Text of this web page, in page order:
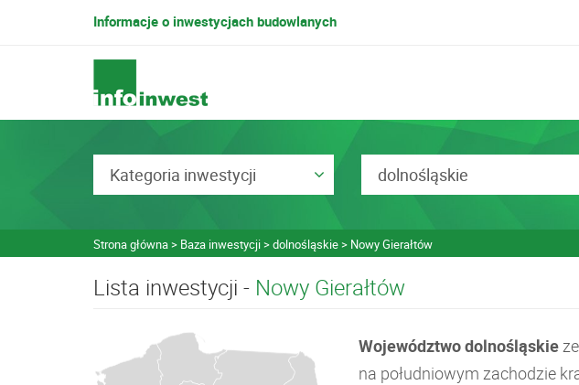
Informacje o inwestycjach budowlanych
Kategoria inwestycji dolnośląskie
Strona główna Baza inwestycji dolnośląskie Nowy Gierałtów
Lista inwestycji - Nowy Gierałtów
Województwo dolnośląskie
na południowym zachodzie